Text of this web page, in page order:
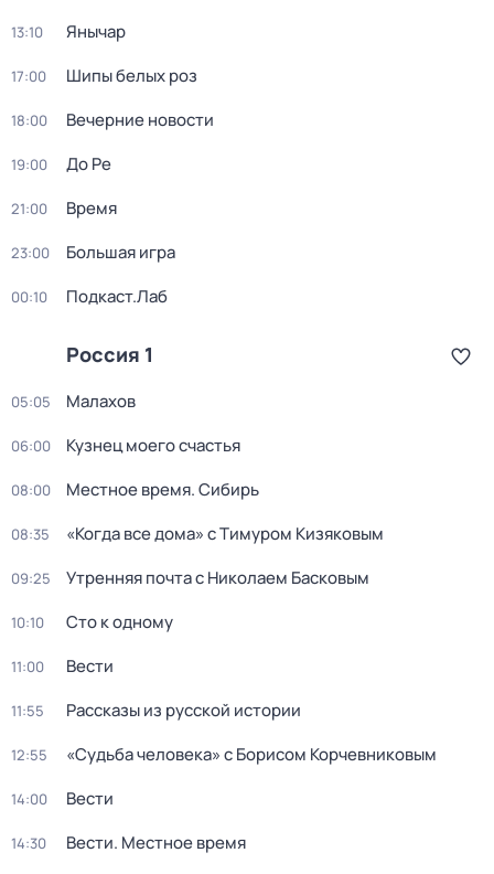
13:10 Янычар
17:00 Шипы белых роз
18:00 Вечерние новости
19:00 До Ре
21:00 Время
23:00 Большая игра
00:10 Подкаст.Лаб
Россия 1
05:05 Малахов
06:00 Кузнец моего счастья
08:00 Местное время. Сибирь
08:35 «Когда все дома» с Тимуром Кизяковым
09:25 Утренняя почта с Николаем Басковым
10:10 Сто к одному
11:00 Вести
11:55 Рассказы из русской истории
12:55 «Судьба человека» с Борисом Корчевниковым
14:00 Вести
14:30 Вести. Местное время